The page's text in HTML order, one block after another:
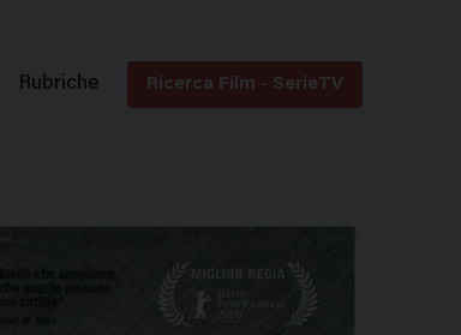
Rubriche Ricerca Film - SerieTV